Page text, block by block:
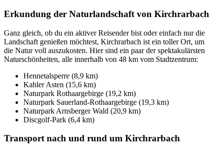
Erkundung der Naturlandschaft von Kirchrarbach
Ganz gleich, ob du ein aktiver Reisender bist oder einfach nur die
Landschaft genießen möchtest, Kirchrarbach ist ein toller Ort, um
die Natur voll auszukosten. Hier sind ein paar der spektakulärsten
Naturschönheiten, alle innerhalb von 48 km vom Stadtzentrum:
Hennetalsperre (8,9 km)
Kahler Asten (15,6 km)
Naturpark Rothaargebirge (19,2 km)
Naturpark Sauerland-Rothaargebirge (19,3 km)
Naturpark Arnsberger Wald (20,9 km)
Discgolf-Park (6,4 km)
Transport nach und rund um Kirchrarbach